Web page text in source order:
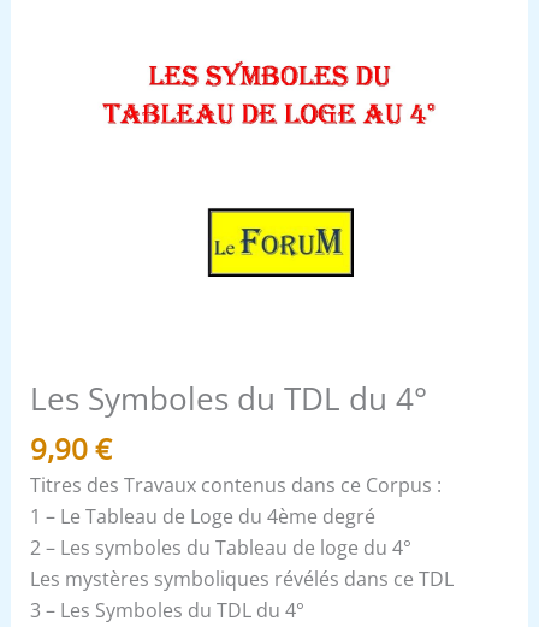
Les Symboles du TDL du 4°
9,90€
Titres des Travaux contenus dans ce Corpus :
1 – Le Tableau de Loge du 4ème degré
2 – Les symboles du Tableau de loge du 4°
Les mystères symboliques révélés dans ce TDL
3 – Les Symboles du TDL du 4°